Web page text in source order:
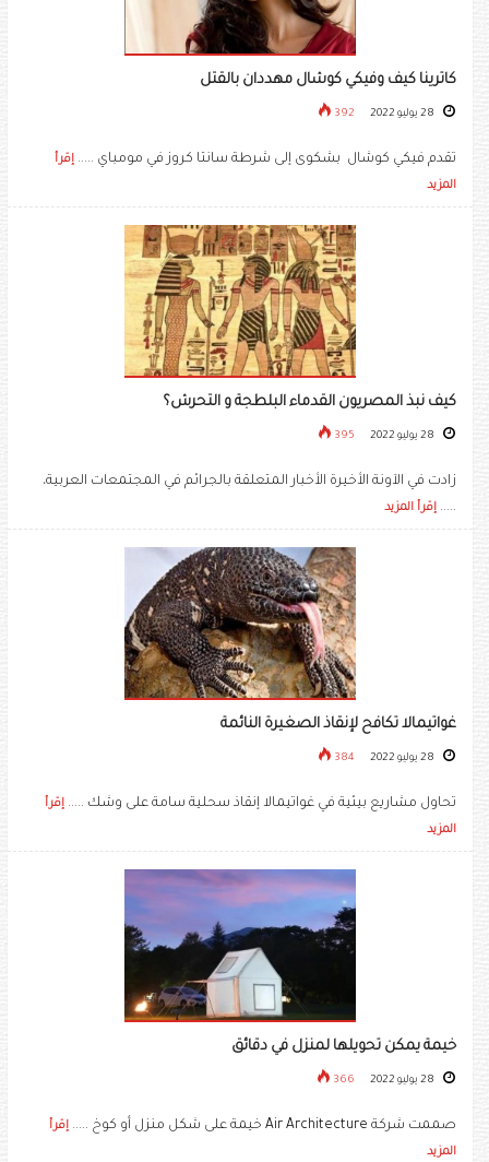
كاترينا كيف وفيكي كوشال مهددان بالقتل
392
تقدم ​فيكي كوشال​ بشكوى إلى شرطة سانتا كروز في مومباي ..... إقرأ
المزيد
كيف نبذ المصريون القدماء البلطجة و التحرش؟
395
زادت في الآونة الأخيرة الأخبار المتعلقة بالجرائم في المجتمعات العربية،
..... إقرأ المزيد
غواتيمالا تكافح لإنقاذ الصغيرة النائمة
384
تحاول مشاريع بيئية في غواتيمالا إنقاذ سحلية سامة على وشك ..... إقرأ
المزيد
خيمة يمكن تحويلها لمنزل في دقائق
366
صممت شركة Air Architecture خيمة على شكل منزل أو كوخ .....
إقرأ
المزيد